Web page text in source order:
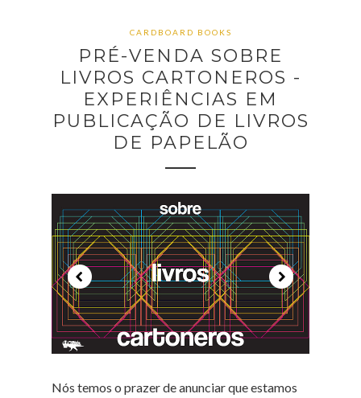
CARDBOARD BOOKS
PRÉ-VENDA SOBRE
LIVROS CARTONEROS -
EXPERIÊNCIAS EM
PUBLICAÇÃO DE LIVROS
DE PAPELÃO
Nós temos o prazer de anunciar que estamos